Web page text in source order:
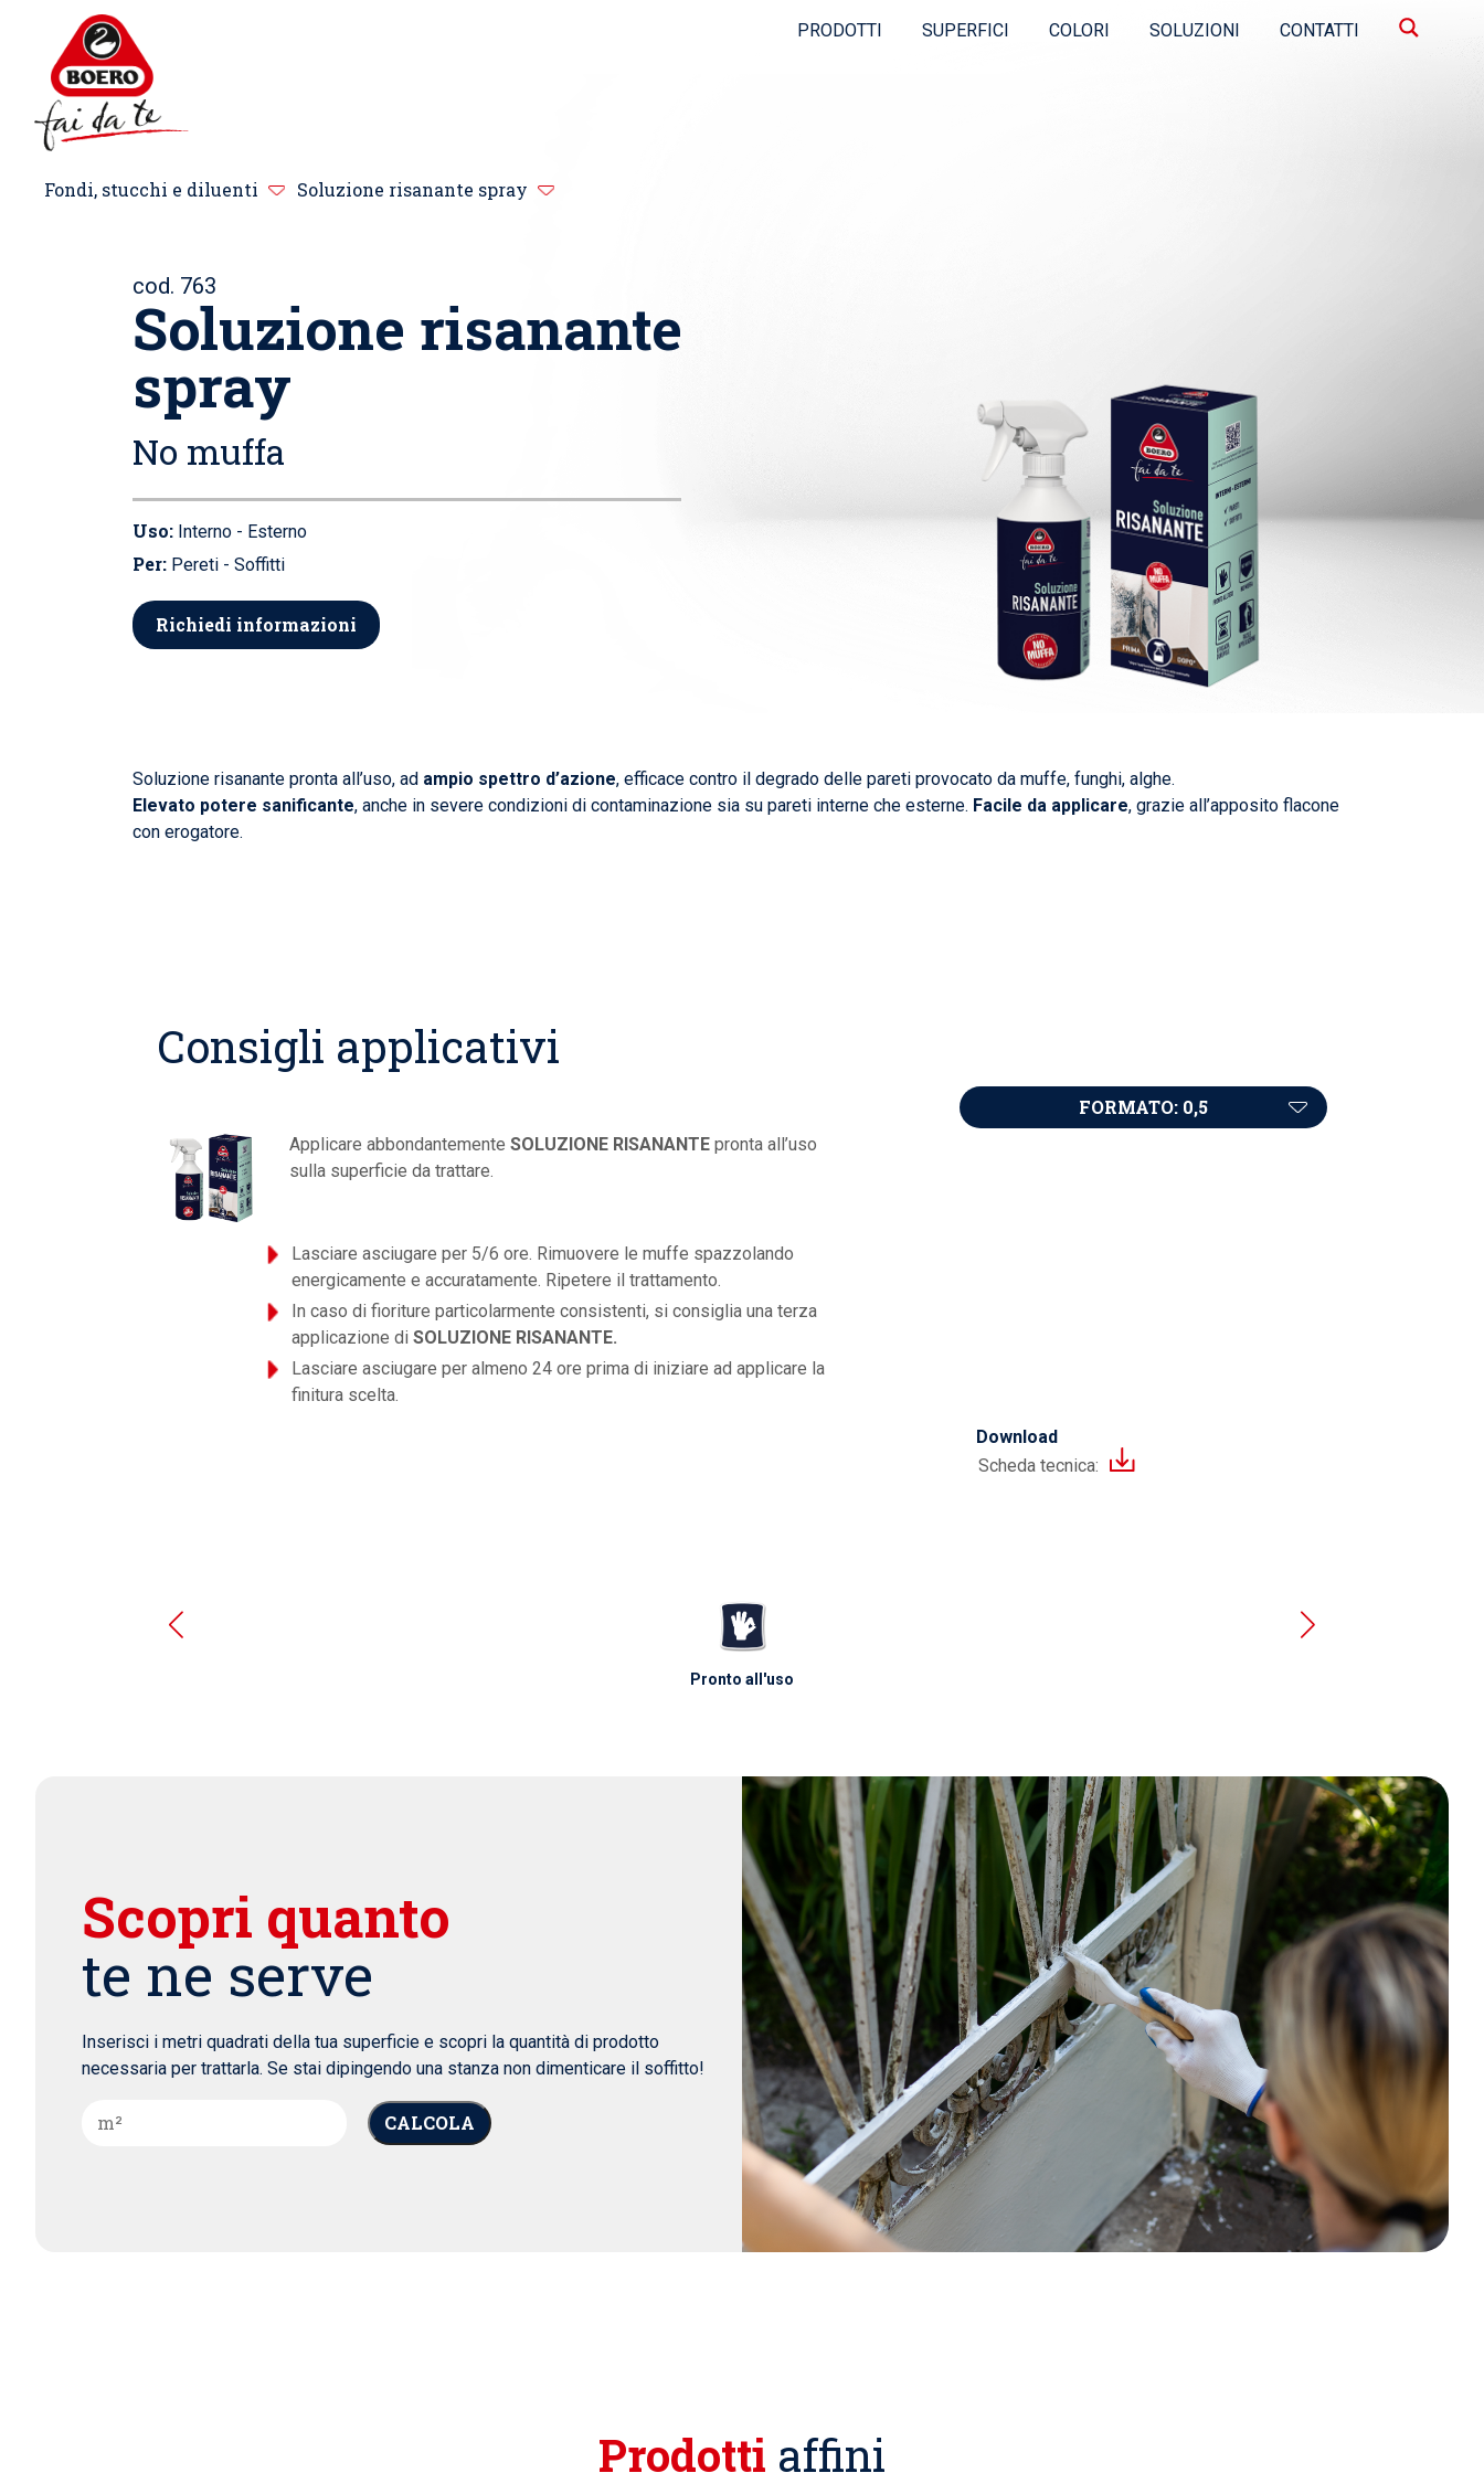
PRODOTTI SUPERFICI COLORI SOLUZIONI CONTATTI
Fondi, stucchi e diluenti Soluzione risanante spray
cod. 763
Soluzione risanante
spray
No muffa
Uso: Interno - Esterno
Per: Pereti - Soffitti
Richiedi informazioni
Soluzione risanante pronta all’uso, ad ampio spettro d’azione, efficace contro il degrado delle pareti provocato da muffe, funghi, alghe.
Elevato potere sanificante, anche in severe condizioni di contaminazione sia su pareti interne che esterne. Facile da applicare, grazie all’apposito flacone
con erogatore.
Consigli applicativi
Applicare abbondantemente SOLUZIONE RISANANTE pronta all’uso
sulla superficie da trattare.
Lasciare asciugare per 5/6 ore. Rimuovere le muffe spazzolando
energicamente e accuratamente. Ripetere il trattamento.
In caso di fioriture particolarmente consistenti, si consiglia una terza
applicazione di SOLUZIONE RISANANTE.
Lasciare asciugare per almeno 24 ore prima di iniziare ad applicare la
finitura scelta.
FORMATO: 0,5
Download
Scheda tecnica:
Pronto all'uso
Scopri quanto
te ne serve
Inserisci i metri quadrati della tua superficie e scopri la quantità di prodotto
necessaria per trattarla. Se stai dipingendo una stanza non dimenticare il soffitto!
CALCOLA
Prodotti affini